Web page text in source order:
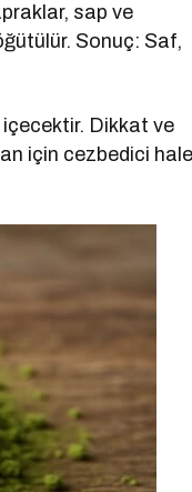
sap ve
Sonuç: Saf,
içecektir. Dikkat ve
için cezbedici hale